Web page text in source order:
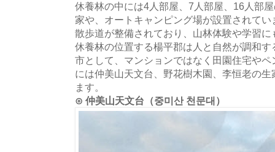
休養林の中には4人部屋、7人部屋、16人部
家や、オートキャンピング場が設置されて
散歩道が整備されており、山林体験や学習に
休養林の位置する楊平郡は人と自然が調和
市として、マンションではなく田園住宅や
には仲美山天文台、野花樹木園、李恒老の
ます。
⊙ 仲美山天文台（중미산 천문대）